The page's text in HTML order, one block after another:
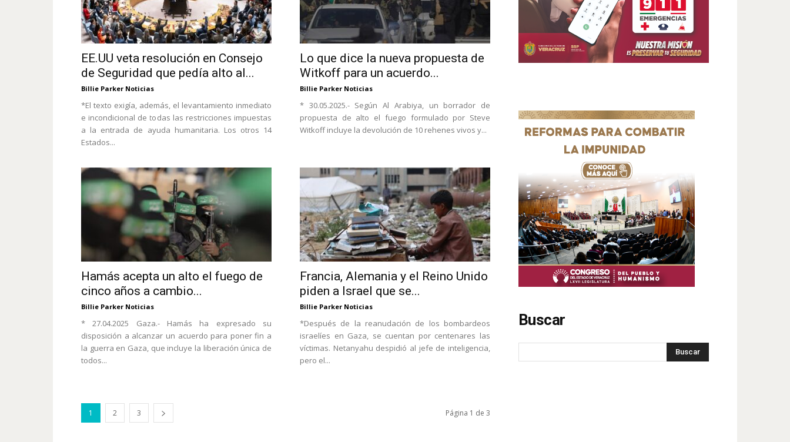
EE.UU veta resolución en Consejo
de Seguridad que pedía alto al...
Billie Parker Noticias
*El texto exigía, además, el levantamiento inmediato
e incondicional de todas las restricciones impuestas
a la entrada de ayuda humanitaria. Los otros 14
Estados...
Lo que dice la nueva propuesta de
Witkoff para un acuerdo...
Billie Parker Noticias
* 30.05.2025.- Según Al Arabiya, un borrador de
propuesta de alto el fuego formulado por Steve
Witkoff incluye la devolución de 10 rehenes vivos y...
Hamás acepta un alto el fuego de
cinco años a cambio...
Billie Parker Noticias
* 27.04.2025 Gaza.- Hamás ha expresado su
disposición a alcanzar un acuerdo para poner fin a
la guerra en Gaza, que incluye la liberación única de
todos...
Francia, Alemania y el Reino Unido
piden a Israel que se...
Billie Parker Noticias
*Después de la reanudación de los bombardeos
israelíes en Gaza, se cuentan por centenares las
víctimas. Netanyahu despidió al jefe de inteligencia,
pero el...
1 2 3 Página 1 de 3
Buscar